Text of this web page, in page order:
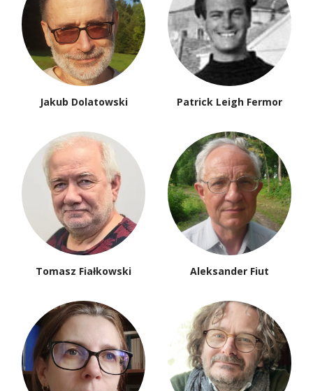
Jakub Dolatowski Patrick Leigh Fermor
Tomasz Fiałkowski Aleksander Fiut